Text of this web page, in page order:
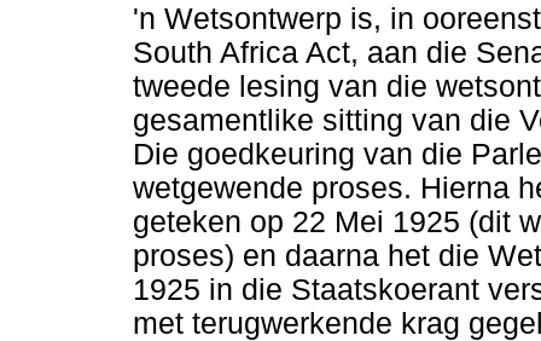
'n Wetsontwerp is, in
South Africa Act, aan die
tweede lesing van die
gesamentlike sitting van die
Die goedkeuring van die
wetgewende proses. Hierna
geteken op 22 Mei 1925 (dit
proses) en daarna het die
1925 in die Staatskoerant
met terugwerkende krag